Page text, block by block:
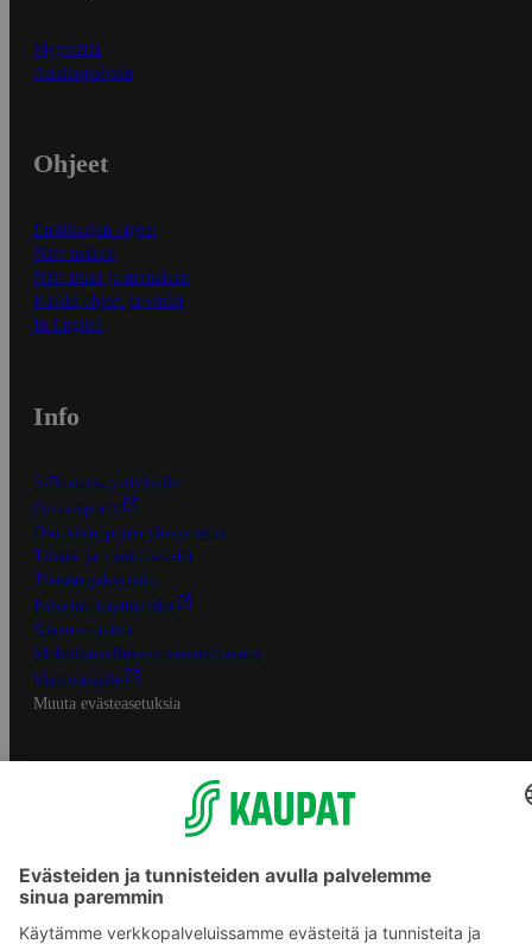
Myymälät
Asiakaspalvelu
Ohjeet
Ensitilaajan ohjeet
Näin maksat
Näin tilaat ja muokkaat
Kaikki ohjeet ja vinkit
In English
Info
S-Business yrityksille
Oiva-raportit
Osuuskauppojen yhteystiedot
Tilaus- ja toimitusehdot
Tietosuojakäytäntö
Palvelun käyttöehdot
Saavutettavuus
Mobiilisovelluksen saavutettavuus
Mainostajalle
Muuta evästeasetuksia
S-ryhmän palvelut
Asiakasomistajuus